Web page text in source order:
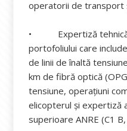
operatorii de transport
• Expertiză tehnică
portofoliului care
de linii de înaltă
km de fibră optică
tensiune, operațiuni
elicopterul și expertiză
superioare ANRE (C1